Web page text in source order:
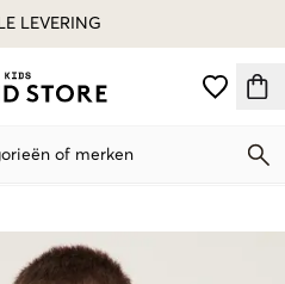
LEVERING
of merken